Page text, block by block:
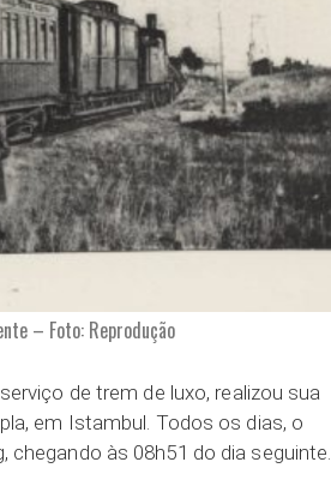
– Foto: Reprodução
de trem de luxo, realizou sua
em Istambul. Todos os dias, o
às 08h51 do dia seguinte.